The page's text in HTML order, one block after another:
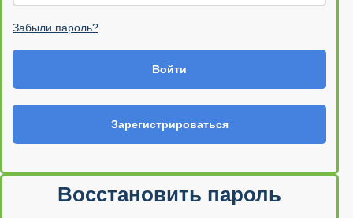
Забыли пароль?
Войти
Зарегистрироваться
Восстановить пароль